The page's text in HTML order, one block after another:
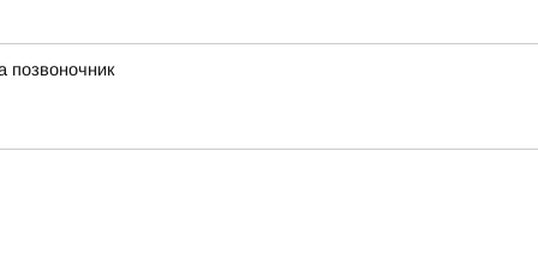
позвоночник